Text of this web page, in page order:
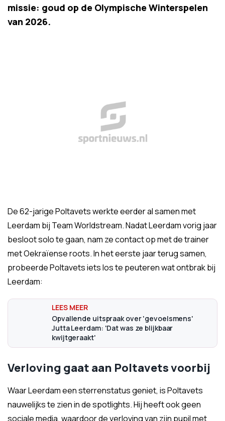
missie: goud op de Olympische Winterspelen
van 2026.
De 62-jarige Poltavets werkte eerder al samen met
Leerdam bij Team Worldstream. Nadat Leerdam vorig jaar
besloot solo te gaan, nam ze contact op met de trainer
met Oekraïense roots. In het eerste jaar terug samen,
probeerde Poltavets iets los te peuteren wat ontbrak bij
Leerdam:
Opvallende uitspraak over 'gevoelsmens'
Jutta Leerdam: 'Dat was ze blijkbaar
kwijtgeraakt'
Verloving gaat aan Poltavets voorbij
Waar Leerdam een sterrenstatus geniet, is Poltavets
nauwelijks te zien in de spotlights. Hij heeft ook geen
sociale media, waardoor de verloving van zijn pupil met